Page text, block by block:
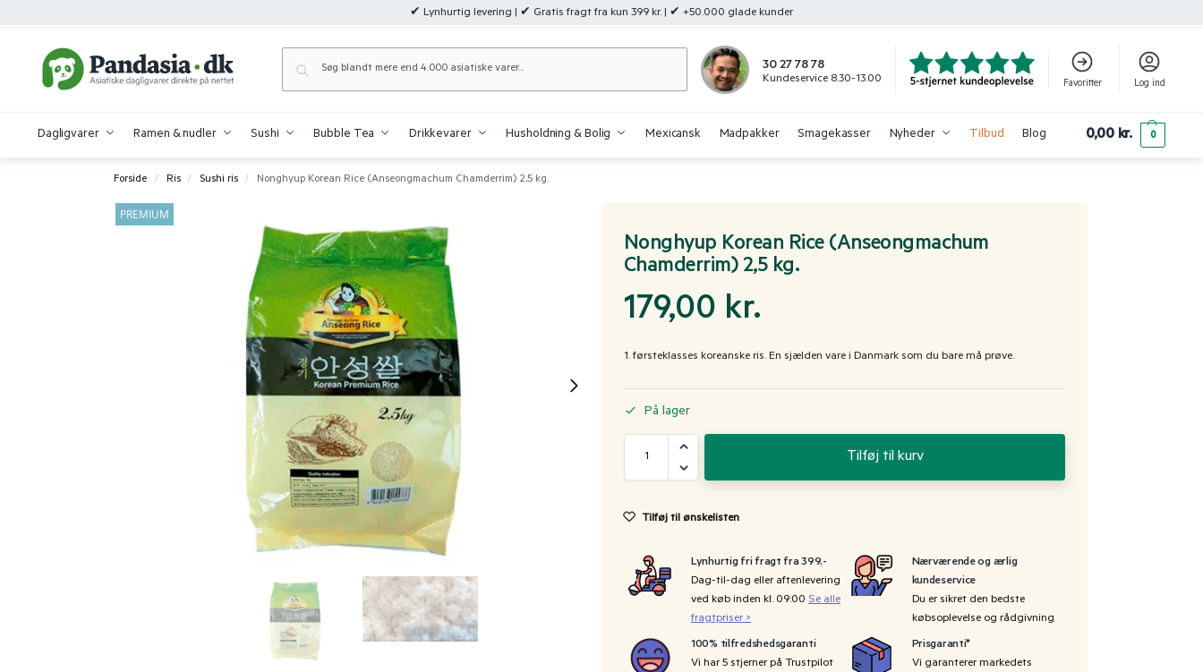
✔ Lynhurtig levering | ✔ Gratis fragt fra kun 399 kr. | ✔ +50.000 glade kunder
30 27 78 78
Kundeservice 8.30-13.00 Favoritter Log ind
Dagligvarer Ramen & nudler Sushi Bubble Tea Drikkevarer Husholdning & Bolig Mexicansk Madpakker Smagekasser Nyheder Tilbud Blog 0,00 kr. 0
Forside / Ris / Sushi ris / Nonghyup Korean Rice (Anseongmachum Chamderrim) 2,5 kg.
PREMIUM
Nonghyup Korean Rice (Anseongmachum
Chamderrim) 2,5 kg.
179,00 kr.
1. førsteklasses koreanske ris. En sjælden vare i Danmark som du bare må prøve.
På lager
Tilføj til kurv
Tilføj til ønskelisten
Lynhurtig fri fragt fra 399,-
Dag-til-dag eller aftenlevering
ved køb inden kl. 09:00 Se alle
fragtpriser >
Nærværende og ærlig
kundeservice
Du er sikret den bedste
købsoplevelse og rådgivning
100% tilfredshedsgaranti
Vi har 5 stjerner på Trustpilot
Prisgaranti*
Vi garanterer markedets